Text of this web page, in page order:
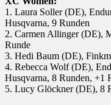
1. Laura Soller (DE),
Husqvarna, 9 Runden
2. Carmen Allinger (DE),
Runde
3. Hedi Baum (DE),
4. Rebecca Wolf (DE),
Husqvarna, 8 Runden, +1
5. Lucy Glöckner (DE), 8